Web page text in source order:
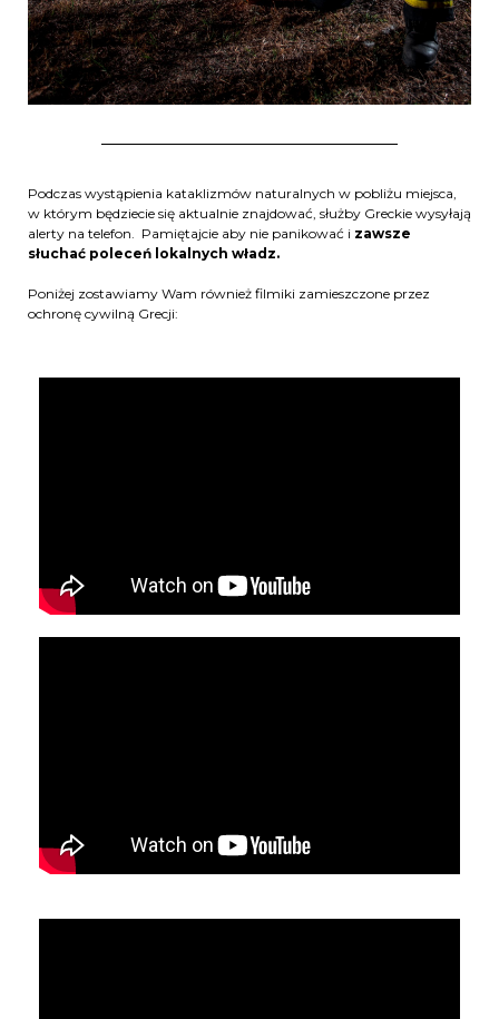
Podczas wystąpienia kataklizmów naturalnych w pobliżu miejsca,
w którym będziecie się aktualnie znajdować, służby Greckie wysyłają
alerty na telefon. Pamiętajcie aby nie panikować i zawsze
słuchać poleceń lokalnych władz.
Poniżej zostawiamy Wam również filmiki zamieszczone przez
ochronę cywilną Grecji: